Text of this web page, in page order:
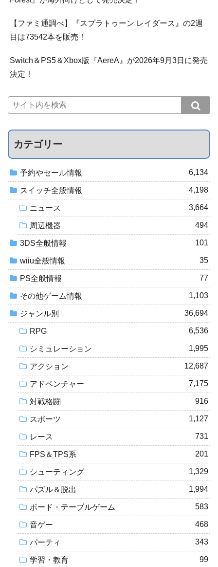
【ファミ通調べ】『スプラトゥーン レイダース』の2週
目は73542本を販売！
Switch＆PS5＆Xbox版『AereA』が2026年9月3日に発売
決定！
カテゴリー
予約やセール情報 6,134
スイッチ全般情報 4,198
ニュース 3,664
周辺機器 494
3DS全般情報 101
wiiu全般情報 35
PS全般情報 77
その他ゲーム情報 1,103
ジャンル別 36,694
RPG 6,536
シミュレーション 1,995
アクション 12,687
アドベンチャー 7,175
対戦格闘 916
スポーツ 1,127
レース 731
FPS＆TPS系 201
シューティング 1,329
パズル＆脱出 1,994
ボード・テーブルゲーム 583
音ゲー 468
パーティ 343
学習・教育 99